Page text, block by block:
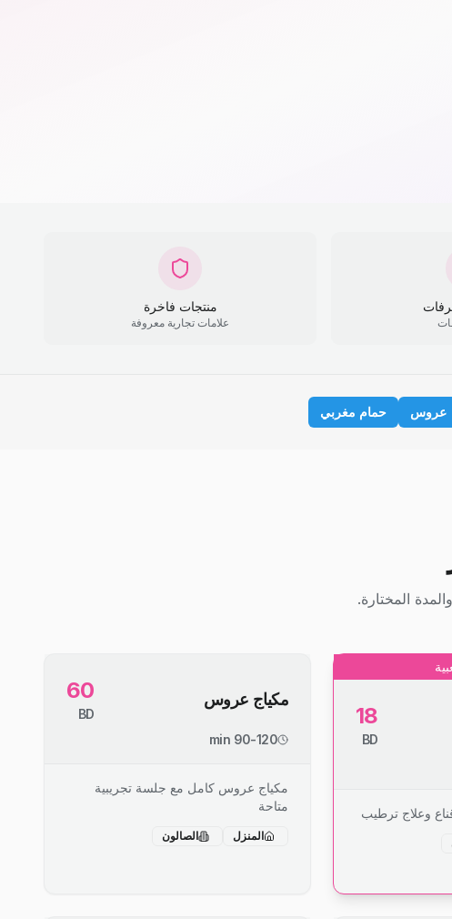
منتجات فاخرة
علامات تجارية معروفة
عروس حمام مغربي
المختارة.
18
BD
وعلاج ترطيب
مكياج عروس 60
BD
90-120 min
مكياج عروس كامل مع جلسة تجريبية
متاحة
المنزل الصالون